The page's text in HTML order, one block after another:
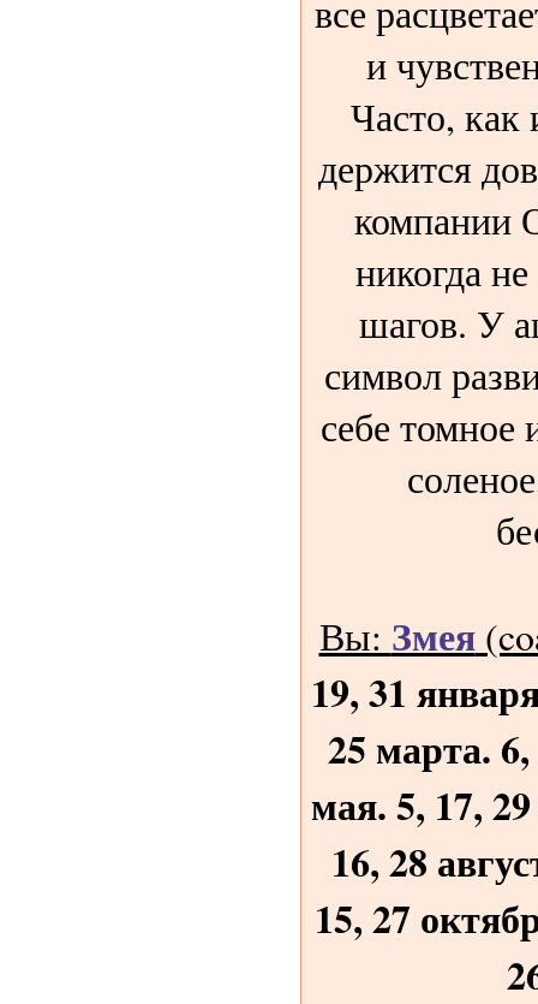
все
и
Часто, как
держится
компании
никогда
шагов. У
символ
себе томное
Вы: Змея
19, 31
25 марта.
мая. 5, 17,
16, 28
15, 27